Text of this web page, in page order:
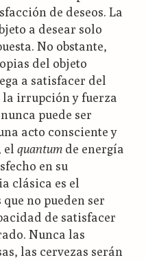
de deseos. La
a desear solo
No obstante,
del objeto
a satisfacer del
la irrupción y fuerza
puede ser
acto consciente y
elquantum de energía
en su
clásica es el
no pueden ser
de satisfacer
Nunca las
las cervezas serán